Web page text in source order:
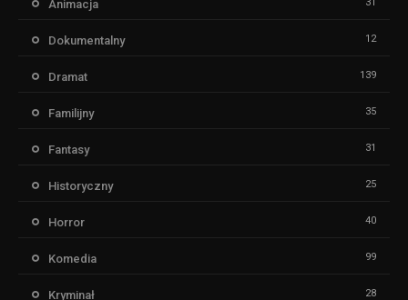
Animacja
Dokumentalny 12
Dramat 139
Familijny 35
Fantasy 31
Historyczny 25
Horror 40
Komedia 99
Kryminał 28